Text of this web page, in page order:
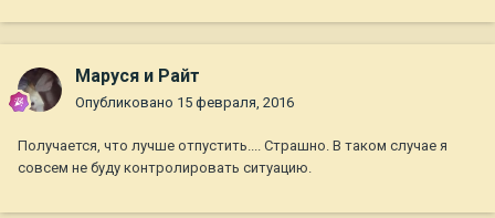
Маруся и Райт
Опубликовано 15 февраля, 2016
Получается, что лучше отпустить.... Страшно. В таком случае я
совсем не буду контролировать ситуацию.